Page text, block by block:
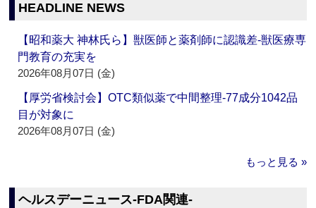
HEADLINE NEWS
【昭和薬大 神林氏ら】獣医師と薬剤師に認識差‐獣医療専
門教育の充実を
2026年08月07日 (金)
【厚労省検討会】OTC類似薬で中間整理‐77成分1042品
目が対象に
2026年08月07日 (金)
もっと見る »
ヘルスデーニュース‐FDA関連‐